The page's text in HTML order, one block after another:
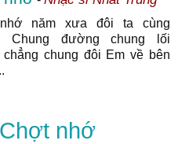
năm xưa đôi ta cùng
Chung đường chung lối
chẳng chung đôi Em về bên
nhớ